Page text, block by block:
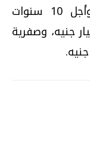
2022) بقيمة 250ر3 مليار جنيه وأجل 10 سنوات
2025) بقيمة 5ر3 مليار جنيه، وصفرية